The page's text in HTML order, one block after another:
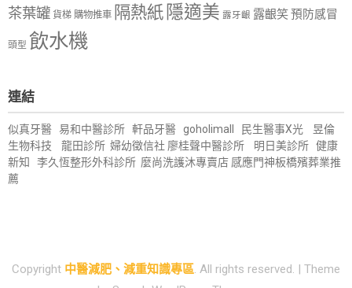
茶葉罐 貨梯 購物推車 隔熱紙 隱適美 露牙齦 露齦笑預防感冒
頭型 飲水機
連結
似真牙醫 易和中醫診所 軒品牙醫 goholimall 民生醫事X光
昱倫
生物科技
龍田診所 婦幼徵信社 廖桂聲中醫診所 明日美診所 健康
新知
李久恆整形外科診所 麼尚洗護沐專賣店 感應門神板橋殯葬業推
薦
Copyright 中醫減肥、減重知識專區 . All rights reserved. | Theme